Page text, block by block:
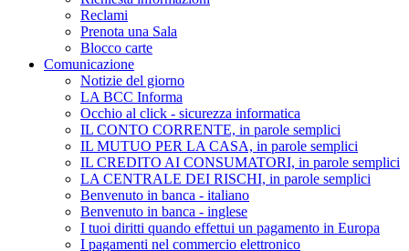
Reclami
Prenota una Sala
Blocco carte
Comunicazione
Notizie del giorno
LA BCC Informa
Occhio al click - sicurezza informatica
IL CONTO CORRENTE, in parole semplici
IL MUTUO PER LA CASA, in parole semplici
IL CREDITO AI CONSUMATORI, in parole semplici
LA CENTRALE DEI RISCHI, in parole semplici
Benvenuto in banca - italiano
Benvenuto in banca - inglese
I tuoi diritti quando effettui un pagamento in Europa
I pagamenti nel commercio elettronico